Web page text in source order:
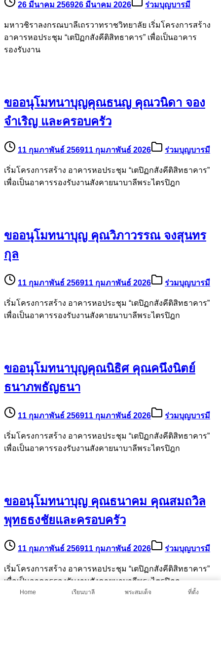
26 มีนาคม 256926 มีนาคม 2026 ร่วมบุญบารมี
มหาวชิราลงกรณบาลีเถรวาทราชวิทยาลัย เริ่มโครงการสร้าง
อาคารหอประชุม “เตปิฏกสังคีติสิทธาคาร” เพื่อเป็นอาคาร
รองรับงาน
ขออนุโมทนาบุญคุณธนญ คุณวนิดา จอง
จำเริญ และครอบครัว
11 กุมภาพันธ์ 256911 กุมภาพันธ์ 2026 ร่วมบุญบารมี
เริ่มโครงการสร้าง อาคารหอประชุม “เตปิฏกสังคีติสิทธาคาร”
เพื่อเป็นอาคารรองรับงานสังคายนาบาลีพระไตรปิฎก
ขออนุโมทนาบุญ คุณวิภาวรรณ จงสุนทร
กุล
11 กุมภาพันธ์ 256911 กุมภาพันธ์ 2026 ร่วมบุญบารมี
เริ่มโครงการสร้าง อาคารหอประชุม “เตปิฏกสังคีติสิทธาคาร”
เพื่อเป็นอาคารรองรับงานสังคายนาบาลีพระไตรปิฎก
ขออนุโมทนาบุญคุณนิธิศ คุณคนึงนิตย์
ธนาภพธัญธนา
11 กุมภาพันธ์ 256911 กุมภาพันธ์ 2026 ร่วมบุญบารมี
เริ่มโครงการสร้าง อาคารหอประชุม “เตปิฏกสังคีติสิทธาคาร”
เพื่อเป็นอาคารรองรับงานสังคายนาบาลีพระไตรปิฎก
ขออนุโมทนาบุญ คุณธนาคม คุณสมถวิล
พุทธธงชัยและครอบครัว
11 กุมภาพันธ์ 256911 กุมภาพันธ์ 2026 ร่วมบุญบารมี
เริ่มโครงการสร้าง อาคารหอประชุม “เตปิฏกสังคีติสิทธาคาร”
เพื่อเป็นอาคารรองรับงานสังคายนาบาลีพระไตรปิฎก
Home เรียนบาลี พระสมเด็จ ที่ตั้ง